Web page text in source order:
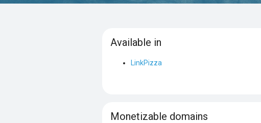
Available in
LinkPizza
Monetizable domains